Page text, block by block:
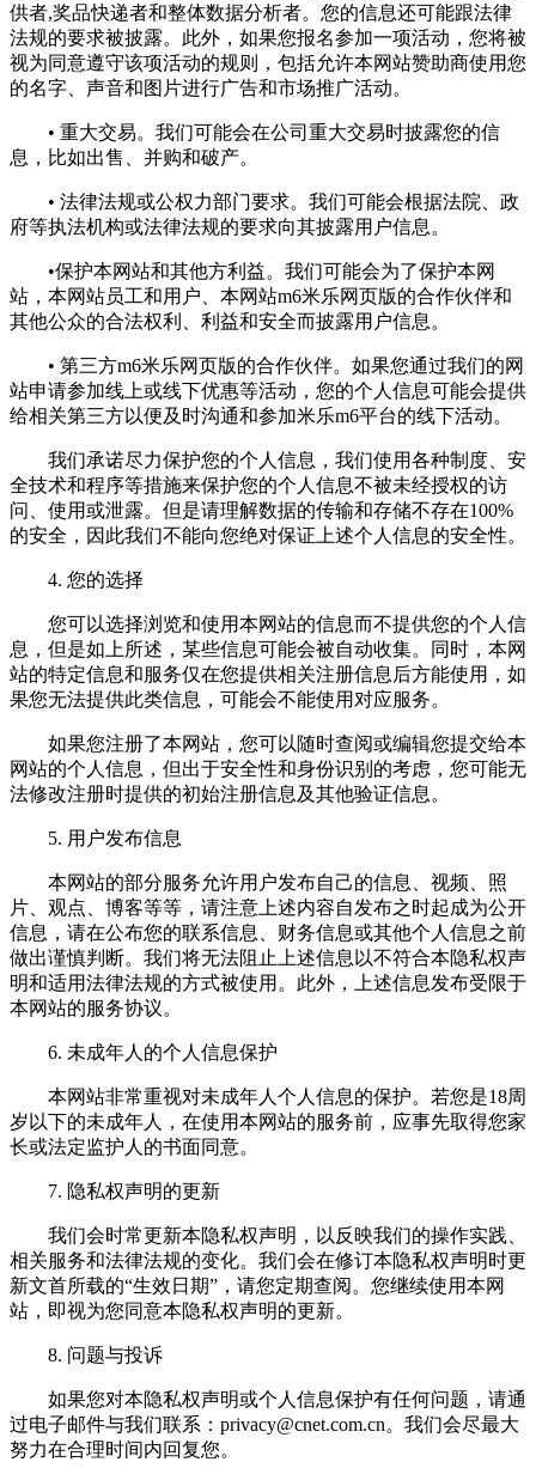
供者,奖品快递者和整体数据分析者。您的信息还可能跟法律
法规的要求被披露。此外，如果您报名参加一项活动，您将被
视为同意遵守该项活动的规则，包括允许本网站赞助商使用您
的名字、声音和图片进行广告和市场推广活动。
• 重大交易。我们可能会在公司重大交易时披露您的信
息，比如出售、并购和破产。
• 法律法规或公权力部门要求。我们可能会根据法院、政
府等执法机构或法律法规的要求向其披露用户信息。
•保护本网站和其他方利益。我们可能会为了保护本网
站，本网站员工和用户、本网站m6米乐网页版的合作伙伴和
其他公众的合法权利、利益和安全而披露用户信息。
• 第三方m6米乐网页版的合作伙伴。如果您通过我们的网
站申请参加线上或线下优惠等活动，您的个人信息可能会提供
给相关第三方以便及时沟通和参加米乐m6平台的线下活动。
我们承诺尽力保护您的个人信息，我们使用各种制度、安
全技术和程序等措施来保护您的个人信息不被未经授权的访
问、使用或泄露。但是请理解数据的传输和存储不存在100%
的安全，因此我们不能向您绝对保证上述个人信息的安全性。
4. 您的选择
您可以选择浏览和使用本网站的信息而不提供您的个人信
息，但是如上所述，某些信息可能会被自动收集。同时，本网
站的特定信息和服务仅在您提供相关注册信息后方能使用，如
果您无法提供此类信息，可能会不能使用对应服务。
如果您注册了本网站，您可以随时查阅或编辑您提交给本
网站的个人信息，但出于安全性和身份识别的考虑，您可能无
法修改注册时提供的初始注册信息及其他验证信息。
5. 用户发布信息
本网站的部分服务允许用户发布自己的信息、视频、照
片、观点、博客等等，请注意上述内容自发布之时起成为公开
信息，请在公布您的联系信息、财务信息或其他个人信息之前
做出谨慎判断。我们将无法阻止上述信息以不符合本隐私权声
明和适用法律法规的方式被使用。此外，上述信息发布受限于
本网站的服务协议。
6. 未成年人的个人信息保护
本网站非常重视对未成年人个人信息的保护。若您是18周
岁以下的未成年人，在使用本网站的服务前，应事先取得您家
长或法定监护人的书面同意。
7. 隐私权声明的更新
我们会时常更新本隐私权声明，以反映我们的操作实践、
相关服务和法律法规的变化。我们会在修订本隐私权声明时更
新文首所载的“生效日期”，请您定期查阅。您继续使用本网
站，即视为您同意本隐私权声明的更新。
8. 问题与投诉
如果您对本隐私权声明或个人信息保护有任何问题，请通
过电子邮件与我们联系： privacy@cnet.com.cn。我们会尽最大
努力在合理时间内回复您。